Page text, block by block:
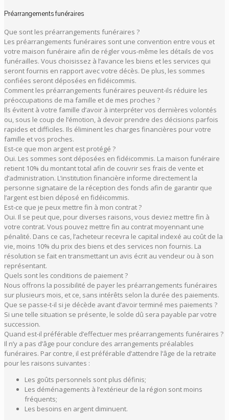
Préarrangements funéraires
Que sont les préarrangements funéraires ?
Les préarrangements funéraires sont une convention entre vous et
votre maison funéraire afin de régler vous-même les détails de vos
funérailles. Vous choisissez à l’avance les biens et les services qui
seront fournis en rapport avec votre décès. De plus, les sommes
confiées seront déposées en fidéicommis.
Comment les préarrangements funéraires peuvent-ils réduire les
préoccupations de ma famille et de mes proches ?
Ils évitent à votre famille d’avoir à interpréter vos dernières volontés
ou, sous le coup de l’émotion, à devoir prendre des décisions parfois
rapides et difficiles. Ils éliminent les charges financières pour votre
famille et vos proches.
Est-ce que mon argent est protégé ?
Oui. Les sommes sont déposées en fidéicommis. La maison funéraire
retient 10% du montant total afin de couvrir ses frais de vente et
d’administration. L’institution financière informe directement la
personne signataire de la réception des fonds afin de garantir que
l’argent est bien déposé en fidéicommis.
Est-ce que je peux mettre fin à mon contrat ?
Oui. Il se peut que, pour diverses raisons, vous deviez mettre fin à
votre contrat. Vous pouvez mettre fin au contrat moyennant une
pénalité. Dans ce cas, l’acheteur recevra le capital indexé au coût de la
vie, moins 10% du prix des biens et des services non fournis. La
résolution se fait en transmettant un avis écrit au vendeur ou à son
représentant.
Quels sont les conditions de paiement ?
Nous offrons la possibilité de payer les préarrangements funéraires
sur plusieurs mois, et ce, sans intérêts selon la durée des paiements.
Que se passe-t-il si je décède avant d’avoir terminé mes paiements ?
Si une telle situation se présente, le solde dû sera payable par votre
succession.
Quand est-il préférable d’effectuer mes préarrangements funéraires ?
Il n’y a pas d’âge pour conclure des arrangements préalables
funéraires. Par contre, il est préférable d’attendre l’âge de la retraite
pour les raisons suivantes :
Les goûts personnels sont plus définis;
Les déménagements à l’extérieur de la région sont moins
fréquents;
Les besoins en argent diminuent.